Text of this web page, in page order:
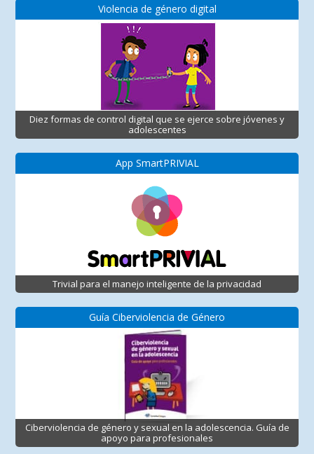
Violencia de género digital
Diez formas de control digital que se ejerce sobre jóvenes y
adolescentes
App SmartPRIVIAL
Trivial para el manejo inteligente de la privacidad
Guía Ciberviolencia de Género
Ciberviolencia de género y sexual en la adolescencia. Guía de
apoyo para profesionales